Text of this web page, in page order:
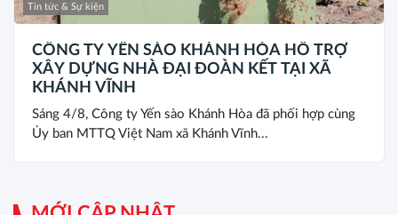
Tin tức & Sự kiện
CÔNG TY YẾN SÀO KHÁNH HÒA HỖ TRỢ
XÂY DỰNG NHÀ ĐẠI ĐOÀN KẾT TẠI XÃ
KHÁNH VĨNH
Sáng 4/8, Công ty Yến sào Khánh Hòa đã phối hợp cùng
Ủy ban MTTQ Việt Nam xã Khánh Vĩnh...